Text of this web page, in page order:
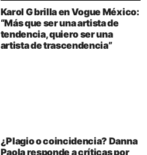
Karol G brilla en Vogue México:
“Más que ser una artista de
tendencia, quiero ser una
artista de trascendencia”
¿Plagio o coincidencia? Danna
Paola responde a críticas por